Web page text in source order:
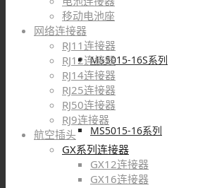
MS5015-16S系列
MS5015-16系列
移动电池座
网络连接器
RJ11连接器
RJ12连接器
RJ14连接器
RJ25连接器
RJ50连接器
RJ9连接器
航空插头
GX系列连接器
GX12连接器
GX16连接器